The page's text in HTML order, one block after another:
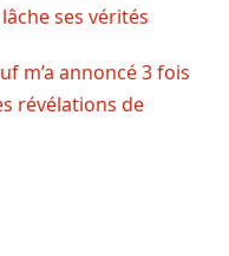
ses vérités
m’a annoncé 3 fois
révélations de